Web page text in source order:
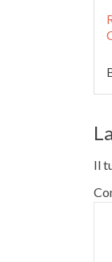
Il